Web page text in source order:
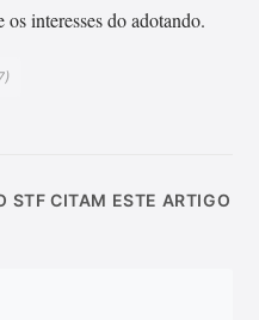
interesses do adotando.
STF CITAM ESTE ARTIGO